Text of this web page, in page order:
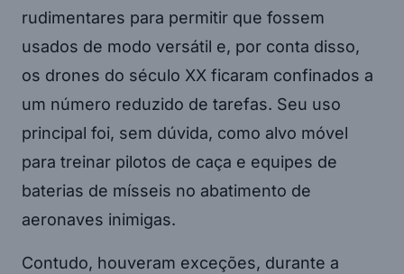
rudimentares para permitir que fossem
usados de modo versátil e, por conta disso,
os drones do século XX ficaram confinados a
um número reduzido de tarefas. Seu uso
principal foi, sem dúvida, como alvo móvel
para treinar pilotos de caça e equipes de
baterias de mísseis no abatimento de
aeronaves inimigas.
Contudo, houveram exceções, durante a